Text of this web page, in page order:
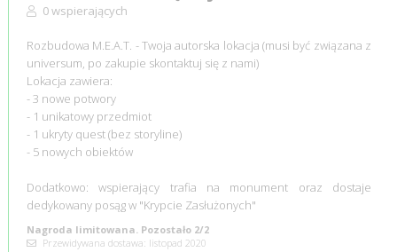
0 wspierających
Rozbudowa M.E.A.T. - Twoja autorska lokacja (musi być związana z
universum, po zakupie skontaktuj się z nami)
Lokacja zawiera:
- 3 nowe potwory
- 1 unikatowy przedmiot
- 1 ukryty quest (bez storyline)
- 5 nowych obiektów
Dodatkowo: wspierający trafia na monument oraz dostaje
dedykowany posąg w "Krypcie Zasłużonych"
Nagroda limitowana. Pozostało 2/2
Przewidywana dostawa: listopad 2020